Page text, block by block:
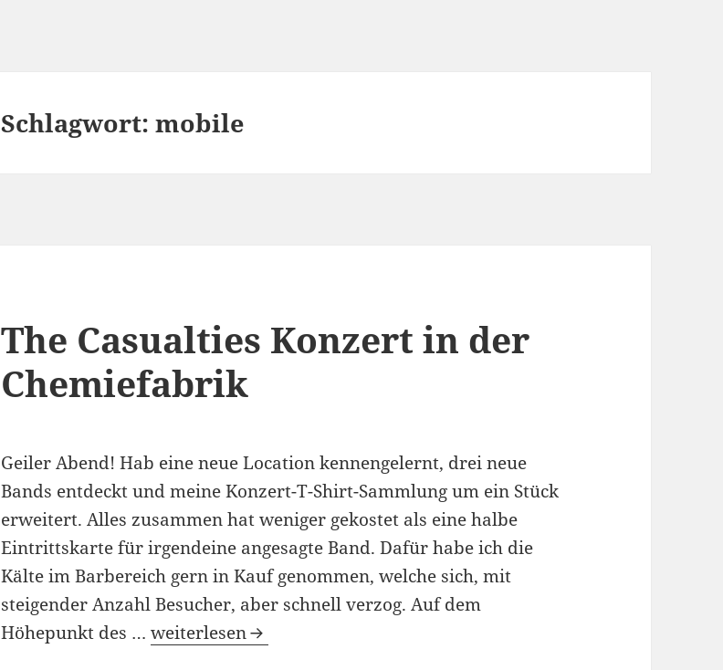
Schlagwort:mobile
The Casualties Konzert in der
Chemiefabrik
Geiler Abend! Hab eine neue Location kennengelernt, drei neue
Bands entdeckt und meine Konzert-T-Shirt-Sammlung um ein Stück
erweitert. Alles zusammen hat weniger gekostet als eine halbe
Eintrittskarte für irgendeine angesagte Band. Dafür habe ich die
Kälte im Barbereich gern in Kauf genommen, welche sich, mit
steigender Anzahl Besucher, aber schnell verzog. Auf dem
Höhepunkt des …The Casualties Konzert in der Chemiefabrik
weiterlesen